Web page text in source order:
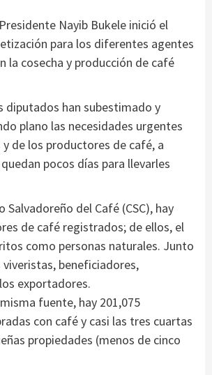
Nayib Bukele inició el
para los diferentes agentes
la cosecha y producción de café
diputados han subestimado y
plano las necesidades urgentes
de los productores de café, a
pocos días para llevarles
Salvadoreño del Café (CSC), hay
de café registrados; de ellos, el
como personas naturales. Junto
beneficiadores,
exportadores.
fuente, hay 201,075
con café y casi las tres cuartas
propiedades (menos de cinco